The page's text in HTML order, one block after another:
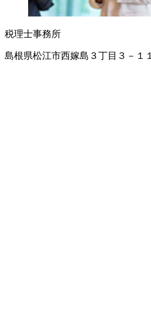
税理士事務所
島根県松江市西嫁島３丁目３－１１